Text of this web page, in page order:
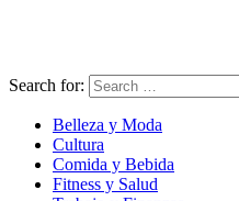
Search for:
Belleza y Moda
Cultura
Comida y Bebida
Fitness y Salud